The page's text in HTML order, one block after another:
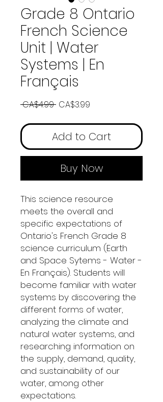
Grade 8 Ontario
French Science
Unit | Water
Systems | En
Français
CA$4.99 Regular
CA$3.99
Add to Cart
Buy Now
This science resource
meets the overall and
specific expectations of
Ontario's French Grade 8
science curriculum (Earth
and Space Sytems - Water -
En Français). Students will
become familiar with water
systems by discovering the
different forms of water,
analyzing the climate and
natural water systems, and
researching information on
the supply, demand, quality,
and sustainability of our
water, among other
expectations.